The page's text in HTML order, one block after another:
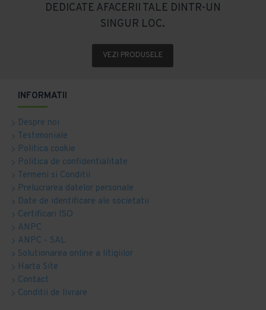
DEDICATE AFACERII TALE DINTR-UN
SINGUR LOC.
VEZI PRODUSELE
INFORMATII
Despre noi
Testimoniale
Politica cookie
Politica de confidentialitate
Termeni si Conditii
Prelucrarea datelor personale
Date de identificare ale societatii
Certificari ISO
ANPC
ANPC - SAL
Solutionarea online a litigiilor
Harta Site
Contact
Conditii de livrare